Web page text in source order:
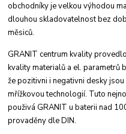
obchodníky je velkou výhodou
dlouhou skladovatelnostbez
měsiců.
GRANIT centrum kvality
kvality materialů a el.parametrů
že pozitivni i negativni desky
mřížkovou technologií. Tuto
použivá GRANIT u baterii nad
provaděny dle DIN.